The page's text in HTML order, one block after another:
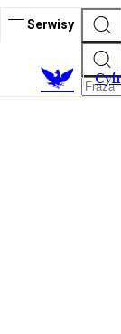
Serwisy
C